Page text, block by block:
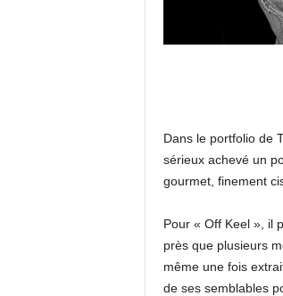
Dans le portfolio de
sérieux achevé un
gourmet, finement
Pour « Off Keel », il
près que plusieurs
même une fois
de ses semblables